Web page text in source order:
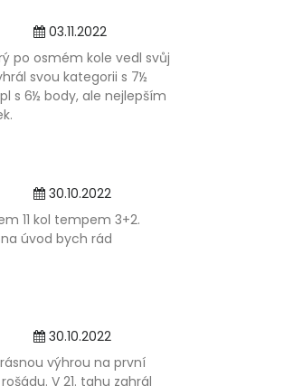
03.11.2022
po osmém kole vedl svůj
svou kategorii s 7½
s 6½ body, ale nejlepším
30.10.2022
11 kol tempem 3+2.
úvod bych rád
30.10.2022
výhrou na první
V 21. tahu zahrál